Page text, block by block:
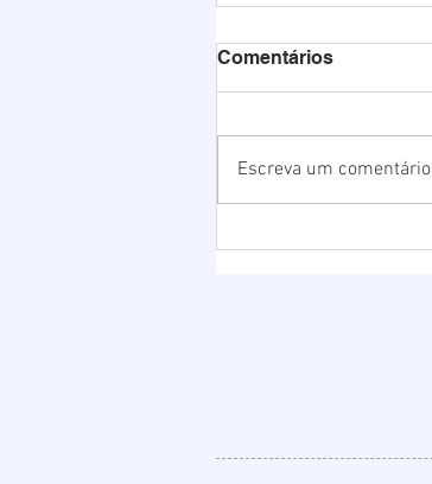
Comentários
Escreva um comentário